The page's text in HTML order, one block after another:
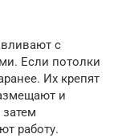
с
Если потолки
Их крепят
и
работу.